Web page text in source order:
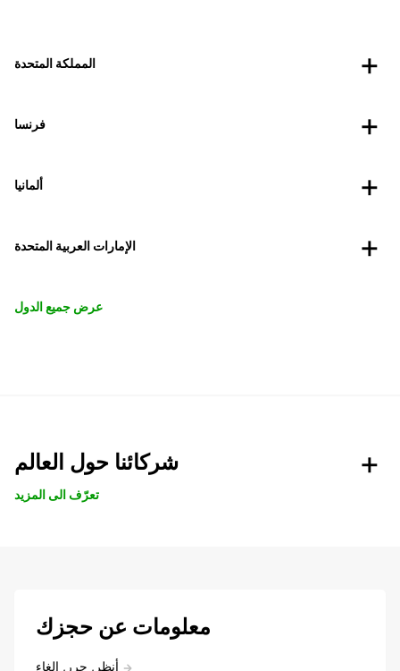
المملكة المتحدة
فرنسا
ألمانيا
الإمارات العربية المتحدة
عرض جميع الدول
شركائنا حول العالم
تعرّف الى المزيد
معلومات عن حجزك
أنظر, حرر, إلغاء